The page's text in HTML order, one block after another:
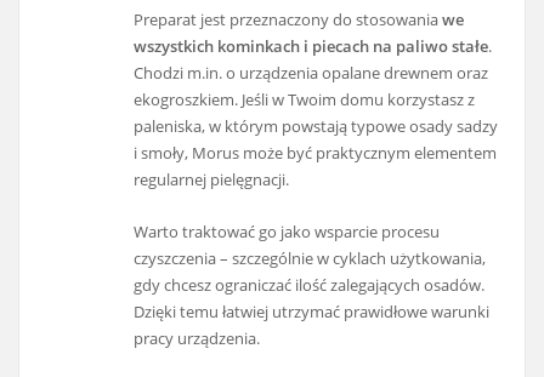
Preparat jest przeznaczony do stosowaniawe
wszystkich kominkach i piecach na paliwo stałe.
Chodzi m.in. o urządzenia opalane drewnem oraz
ekogroszkiem. Jeśli w Twoim domu korzystasz z
paleniska, w którym powstają typowe osady sadzy
i smoły, Morus może być praktycznym elementem
regularnej pielęgnacji.
Warto traktować go jako wsparcie procesu
czyszczenia – szczególnie w cyklach użytkowania,
gdy chcesz ograniczać ilość zalegających osadów.
Dzięki temu łatwiej utrzymać prawidłowe warunki
pracy urządzenia.